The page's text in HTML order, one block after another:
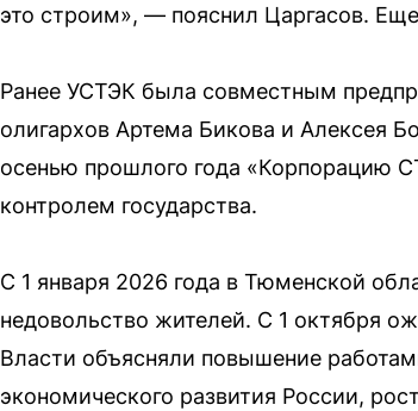
это строим», — пояснил Царгасов.
Ранее УСТЭК была совместным
олигархов Артема Бикова и Алексея
осенью прошлого года «Корпорацию
контролем государства.
С 1 января 2026 года в Тюменской
недовольство жителей. С 1 октября
Власти объясняли повышение
экономического развития России,